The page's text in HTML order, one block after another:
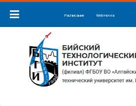
Расписание Web-почта